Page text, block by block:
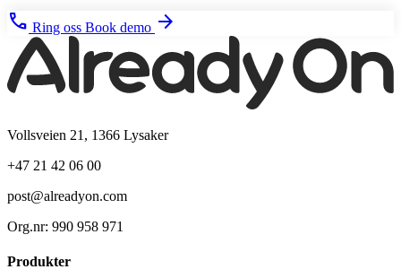
phone Ring oss Book demo arrow_forward
Vollsveien 21, 1366 Lysaker
+47 21 42 06 00
post@alreadyon.com
Org.nr: 990 958 971
Produkter